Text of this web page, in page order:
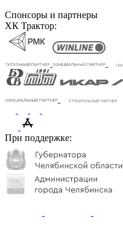
Спонсоры и партнеры
ХК Трактор:
При поддержке: